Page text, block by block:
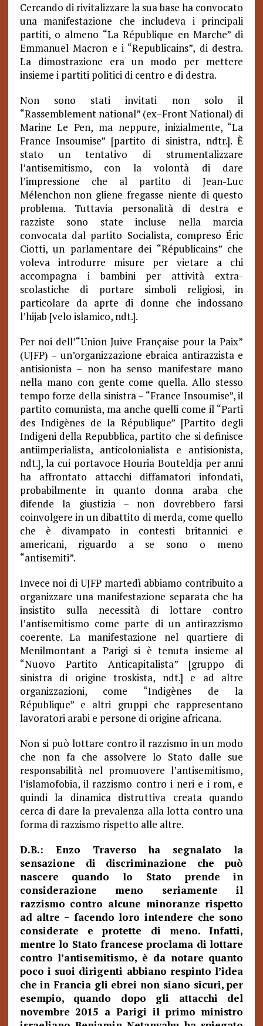
Cercando di rivitalizzare la sua base ha convocato
una manifestazione che includeva i principali
partiti, o almeno “La République en Marche” di
Emmanuel Macron e i “Republicains”, di destra.
La dimostrazione era un modo per mettere
insieme i partiti politici di centro e di destra.
Non sono stati invitati non solo il
“Rassemblement national” (ex–Front National) di
Marine Le Pen, ma neppure, inizialmente, “La
France Insoumise” [partito di sinistra, ndtr.]. È
stato un tentativo di strumentalizzare
l’antisemitismo, con la volontà di dare
l’impressione che al partito di Jean-Luc
Mélenchon non gliene fregasse niente di questo
problema. Tuttavia personalità di destra e
razziste sono state incluse nella marcia
convocata dal partito Socialista, compreso Éric
Ciotti, un parlamentare dei “Républicains” che
voleva introdurre misure per vietare a chi
accompagna i bambini per attività extra-
scolastiche di portare simboli religiosi, in
particolare da aprte di donne che indossano
l’hijab [velo islamico, ndt.].
Per noi dell’“Union Juive Française pour la Paix”
(UJFP) – un’organizzazione ebraica antirazzista e
antisionista – non ha senso manifestare mano
nella mano con gente come quella. Allo stesso
tempo forze della sinistra – “France Insoumise”, il
partito comunista, ma anche quelli come il “Parti
des Indigènes de la République” [Partito degli
Indigeni della Repubblica, partito che si definisce
antiimperialista, anticolonialista e antisionista,
ndt.], la cui portavoce Houria Bouteldja per anni
ha affrontato attacchi diffamatori infondati,
probabilmente in quanto donna araba che
difende la giustizia – non dovrebbero farsi
coinvolgere in un dibattito di merda, come quello
che è divampato in contesti britannici e
americani, riguardo a se sono o meno
“antisemiti”.
Invece noi di UJFP martedì abbiamo contribuito a
organizzare una manifestazione separata che ha
insistito sulla necessità di lottare contro
l’antisemitismo come parte di un antirazzismo
coerente. La manifestazione nel quartiere di
Menilmontant a Parigi si è tenuta insieme al
“Nuovo Partito Anticapitalista” [gruppo di
sinistra di origine troskista, ndt.] e ad altre
organizzazioni, come “Indigènes de la
République” e altri gruppi che rappresentano
lavoratori arabi e persone di origine africana.
Non si può lottare contro il razzismo in un modo
che non fa che assolvere lo Stato dalle sue
responsabilità nel promuovere l’antisemitismo,
l’islamofobia, il razzismo contro i neri e i rom, e
quindi la dinamica distruttiva creata quando
cerca di dare la prevalenza alla lotta contro una
forma di razzismo rispetto alle altre.
D.B.: Enzo Traverso ha segnalato la
sensazione di discriminazione che può
nascere quando lo Stato prende in
considerazione meno seriamente il
razzismo contro alcune minoranze rispetto
ad altre – facendo loro intendere che sono
considerate e protette di meno. Infatti,
mentre lo Stato francese proclama di lottare
contro l’antisemitismo, è da notare quanto
poco i suoi dirigenti abbiano respinto l’idea
che in Francia gli ebrei non siano sicuri, per
esempio, quando dopo gli attacchi del
novembre 2015 a Parigi il primo ministro